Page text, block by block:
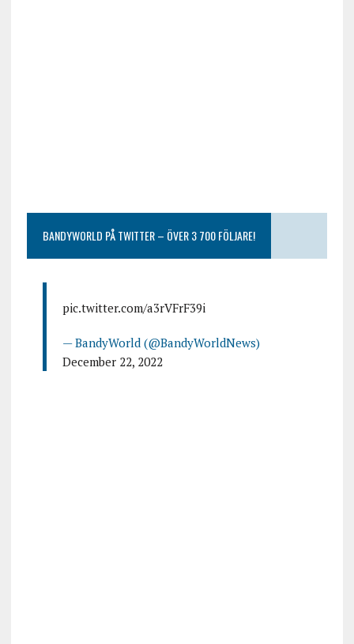
BANDYWORLD PÅ TWITTER – ÖVER 3 700 FÖLJARE!
pic.twitter.com/a3rVFrF39i
— BandyWorld (@BandyWorldNews)
December 22, 2022